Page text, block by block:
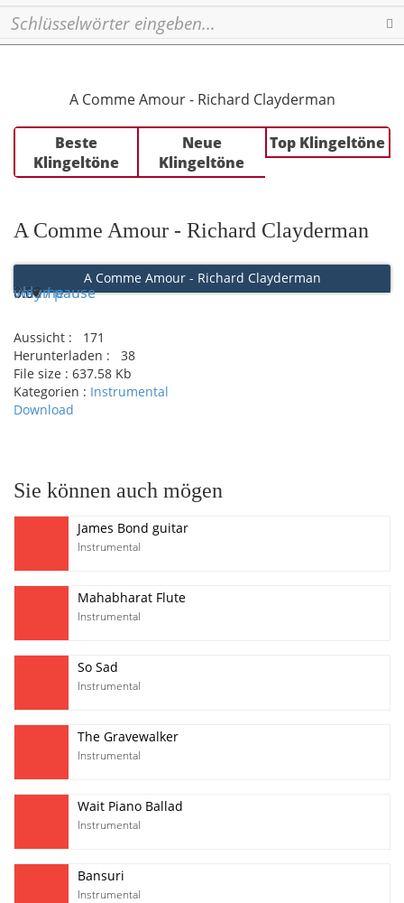
A Comme Amour - Richard Clayderman
Beste
Klingeltöne
Neue
Klingeltöne
Top Klingeltöne
A Comme Amour - Richard Clayderman
A Comme Amour - Richard Clayderman
Play / pause
0:00
0:00
volume
Aussicht :
171
Herunterladen :
38
File size : 637.58 Kb
Kategorien : Instrumental
Download
Sie können auch mögen
James Bond guitar
Instrumental
Mahabharat Flute
Instrumental
So Sad
Instrumental
The Gravewalker
Instrumental
Wait Piano Ballad
Instrumental
Bansuri
Instrumental